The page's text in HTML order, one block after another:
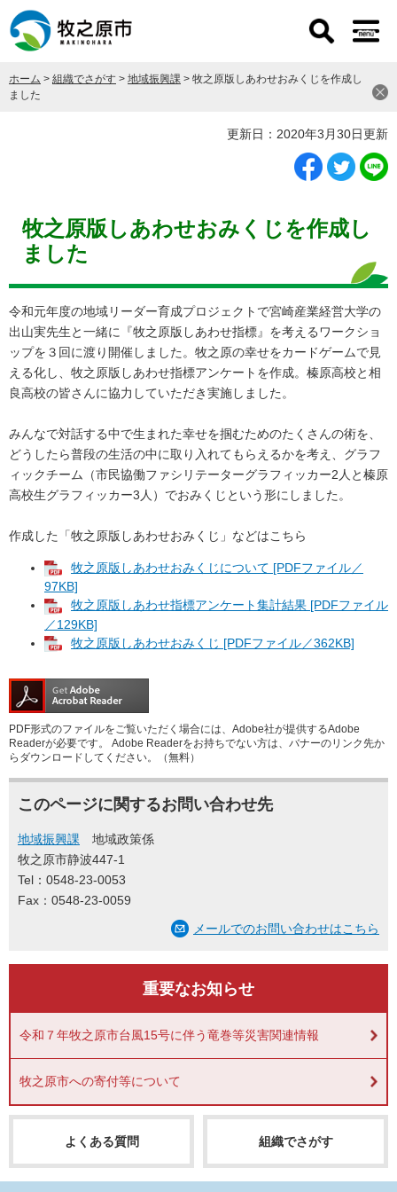
ー
先
頭
ニ
を
飛
ホーム > 組織でさがす > 地域振興課 > 牧之原版しあわせおみくじを作成し
ました
更新日：2020年3月30日更新
牧之原版しあわせおみくじを作成し
ました
令和元年度の地域リーダー育成プロジェクトで宮崎産業経営大学の
出山実先生と一緒に『牧之原版しあわせ指標』を考えるワークショ
ップを３回に渡り開催しました。牧之原の幸せをカードゲームで見
える化し、牧之原版しあわせ指標アンケートを作成。榛原高校と相
良高校の皆さんに協力していただき実施しました。
みんなで対話する中で生まれた幸せを掴むためのたくさんの術を、
どうしたら普段の生活の中に取り入れてもらえるかを考え、グラフ
ィックチーム（市民協働ファシリテーターグラフィッカー2人と榛原
高校生グラフィッカー3人）でおみくじという形にしました。
作成した「牧之原版しあわせおみくじ」などはこちら
牧之原版しあわせおみくじについて [PDFファイル／
97KB]
牧之原版しあわせ指標アンケート集計結果 [PDFファイル
／129KB]
牧之原版しあわせおみくじ [PDFファイル／362KB]
PDF形式のファイルをご覧いただく場合には、Adobe社が提供するAdobe
Readerが必要です。
Adobe Readerをお持ちでない方は、バナーのリンク先か
らダウンロードしてください。（無料）
このページに関するお問い合わせ先
地域振興課
地域政策係
牧之原市静波447-1
Tel：0548-23-0053
Fax：0548-23-0059
メールでのお問い合わせはこちら
重要なお知らせ
令和７年牧之原市台風15号に伴う竜巻等災害関連情報
牧之原市への寄付等について
よくある質問 組織でさがす